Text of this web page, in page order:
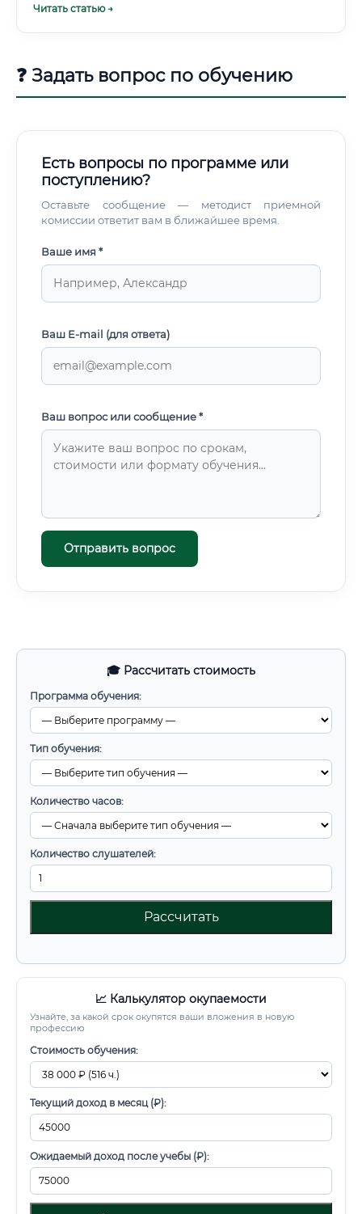
🎓 Рассчитать стоимость
Программа обучения:
Тип обучения:
Количество часов:
Количество слушателей:
Рассчитать
📈 Калькулятор окупаемости
Узнайте, за какой срок окупятся ваши вложения в новую
профессию
Стоимость обучения:
Текущий доход в месяц (₽):
Ожидаемый доход после учебы (₽):
эксперт, сочетающий в себе биолога, эколога, агронома
Читать статью →
❓ Задать вопрос по обучению
Есть вопросы по программе или
поступлению?
Оставьте сообщение — методист приемной
комиссии ответит вам в ближайшее время.
Ваше имя *
Ваш E-mail (для ответа)
Ваш вопрос или сообщение *
Отправить вопрос